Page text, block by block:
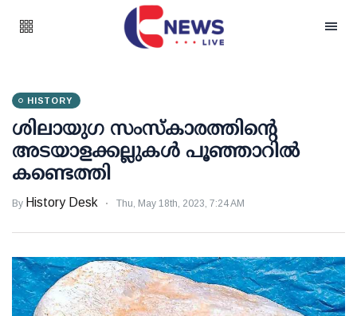
HISTORY
ശിലായുഗ സംസ്‌കാരത്തിന്റെ
അടയാളക്കല്ലുകള്‍ പൂഞ്ഞാറില്‍
കണ്ടെത്തി
By History Desk Thu, May 18th, 2023, 7:24 AM